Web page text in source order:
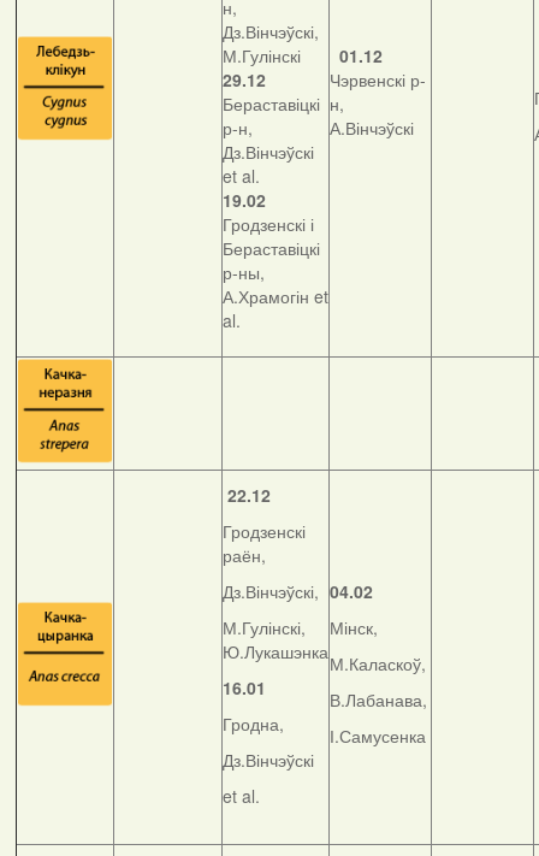
н,
Дз.Вінчэўскі,
М.Гулінскі
29.12
Бераставіцкі
р-н,
Дз.Вінчэўскі
et al.
19.02
Гродзенскі і
Бераставіцкі
р-ны,
А.Храмогін et
al.
01.12
Чэрвенскі р-
н,
А.Вінчэўскі
22.12
Гродзенскі
раён,
Дз.Вінчэўскі,
М.Гулінскі,
Ю.Лукашэнка
16.01
Гродна,
Дз.Вінчэўскі
et al.
04.02
Мінск,
М.Каласкоў,
В.Лабанава,
І.Самусенка